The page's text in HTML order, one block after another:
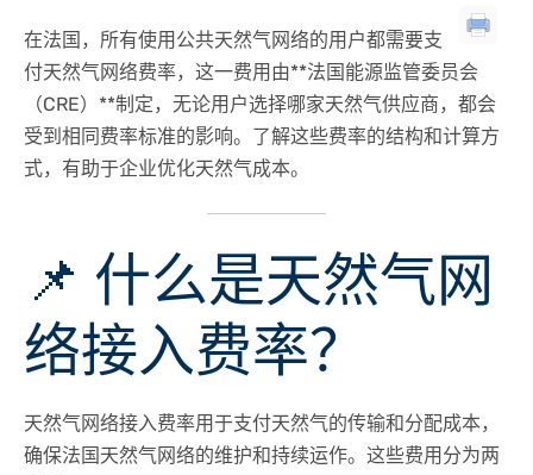
在法国，所有使用 公共天然气网络的用户都需要支
付天然气网络费率，这一费用由**法国能源监管委员会
（CRE）**制定，无论用户选择哪家天然气供应商，都会
受到相同费率标准的影响。了解这些费率的结构和计算方
式，有助于企业优化天然气成本。
📌 什么是天然气网
络接入费率？
天然气网络接入费率用于支付天然气的传输和分配成本，
确保法国天然气网络的维护和持续运作。这些费用分为两